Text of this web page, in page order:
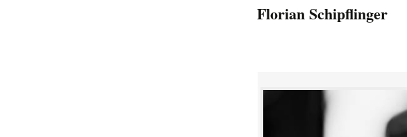
Florian Schipflinger